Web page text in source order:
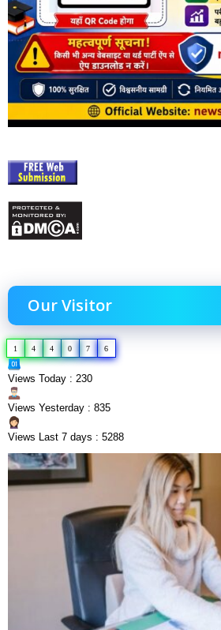
Our Visitor
1 4 4 0 7 6
Views Today : 230
Views Yesterday : 835
Views Last 7 days : 5288